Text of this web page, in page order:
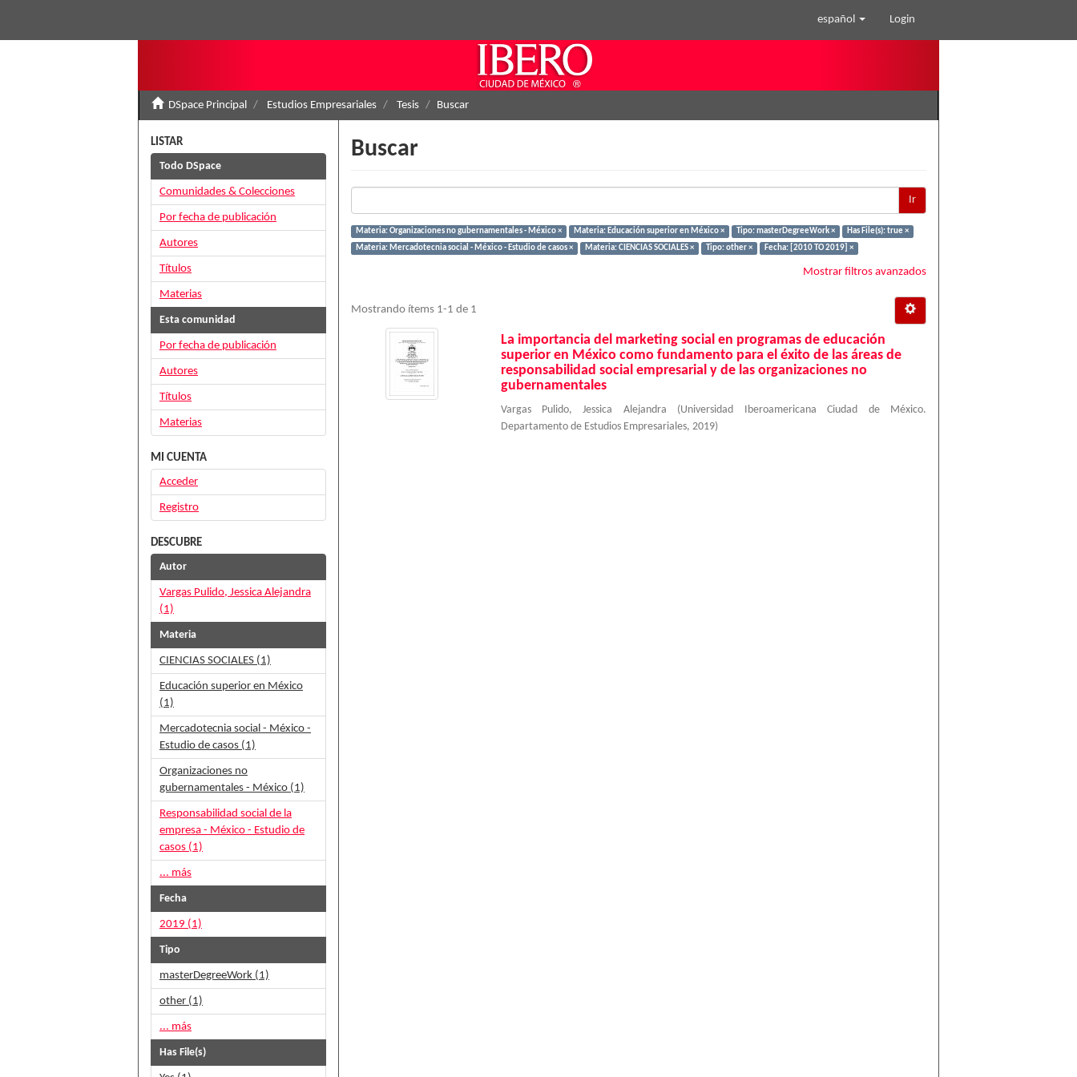
español Login
DSpace Principal Estudios Empresariales Tesis Buscar
Buscar
Ir
Materia: Organizaciones no gubernamentales - México × Materia: Educación superior en México × Tipo: masterDegreeWork ×
Has File(s): true ×
Materia: Mercadotecnia social - México - Estudio de casos ×
Materia: CIENCIAS SOCIALES × Tipo: other × Fecha: [2010 TO 2019] ×
Mostrar filtros avanzados
Mostrando ítems 1-1 de 1
La importancia del marketing social en programas de educación
superior en México como fundamento para el éxito de las áreas de
responsabilidad social empresarial y de las organizaciones no
gubernamentales
Vargas Pulido, Jessica Alejandra (Universidad Iberoamericana Ciudad de México.
Departamento de Estudios Empresariales, 2019)
LISTAR
Todo DSpace
Comunidades & Colecciones
Por fecha de publicación
Autores
Títulos
Materias
Esta comunidad
Por fecha de publicación
Autores
Títulos
Materias
MI CUENTA
Acceder
Registro
DESCUBRE
Autor
Vargas Pulido, Jessica Alejandra
(1)
Materia
CIENCIAS SOCIALES (1)
Educación superior en México
(1)
Mercadotecnia social - México -
Estudio de casos (1)
Organizaciones no
gubernamentales - México (1)
Responsabilidad social de la
empresa - México - Estudio de
casos (1)
... más
Fecha
2019 (1)
Tipo
masterDegreeWork (1)
other (1)
... más
Has File(s)